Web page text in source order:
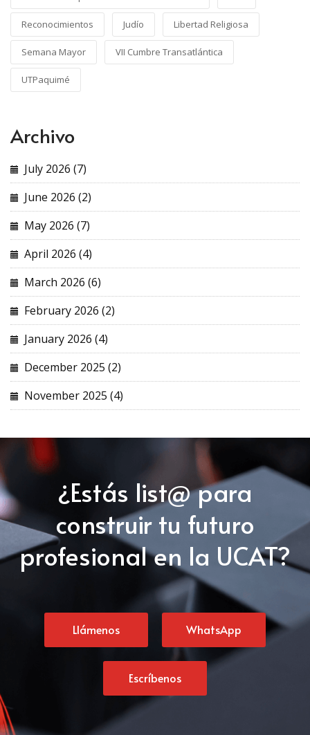
Reconocimientos Judío Libertad Religiosa
Semana Mayor VII Cumbre Transatlántica
UTPaquimé
Archivo
July 2026 (7)
June 2026 (2)
May 2026 (7)
April 2026 (4)
March 2026 (6)
February 2026 (2)
January 2026 (4)
December 2025 (2)
November 2025 (4)
¿Estás list@ para
construir tu futuro
profesional en la UCAT?
Llámenos WhatsApp
Escríbenos